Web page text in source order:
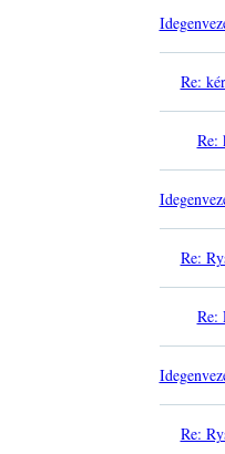
Re:
Re:
Re:
Re:
Re: